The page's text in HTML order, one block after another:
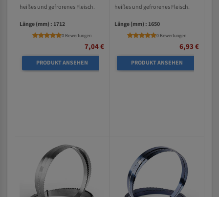
heißes und gefrorenes Fleisch.
Länge (mm) : 1712
0 Bewertungen
7,04 €
PRODUKT ANSEHEN
heißes und gefrorenes Fleisch.
Länge (mm) : 1650
0 Bewertungen
6,93 €
PRODUKT ANSEHEN